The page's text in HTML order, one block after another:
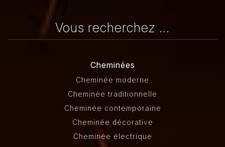
Vous recherchez ...
Cheminées
Cheminée moderne
Cheminée traditionnelle
Cheminée contemporaine
Cheminée décorative
Cheminée électrique